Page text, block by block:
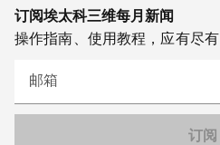
订阅埃太科三维每月新闻
操作指南、使用教程，应有尽有
邮箱